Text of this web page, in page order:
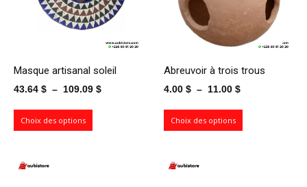
Masque artisanal soleil
43.64 $ – 109.09 $Plage
Choix des options
Abreuvoir à trois trous
4.00 $ – 11.00 $Plage
Choix des options